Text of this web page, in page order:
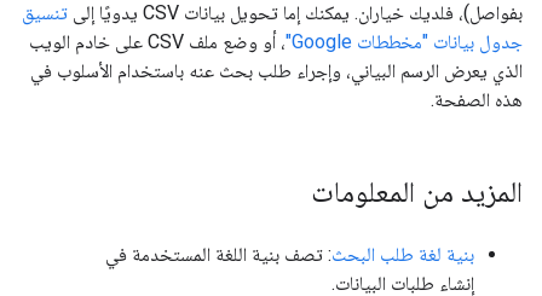
بفواصل)، فلديك خياران. يمكنك إما تحويل بيانات CSV يدويًا إلى
تنسيق
جدول بيانات "مخططات Google"
، أو وضع ملف CSV على خادم الويب
الذي يعرض الرسم البياني، وإجراء طلب بحث عنه باستخدام الأسلوب في
هذه الصفحة.
المزيد من المعلومات
بنية لغة طلب البحث: تصف بنية اللغة المستخدمة في
إنشاء طلبات البيانات.